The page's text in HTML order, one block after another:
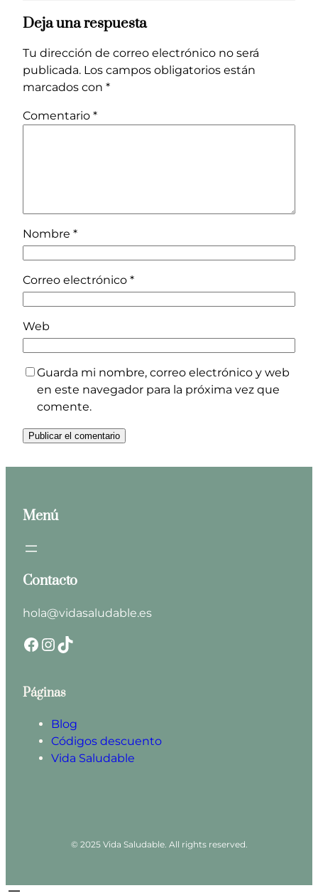
Deja una respuesta
Tu dirección de correo electrónico no será
publicada. Los campos obligatorios están
marcados con *
Comentario *
Nombre *
Correo electrónico *
Web
Guarda mi nombre, correo electrónico y web
en este navegador para la próxima vez que
comente.
Menú
Contacto
hola@vidasaludable.es
Facebook InstagramTikTok
Páginas
Blog
Códigos descuento
Vida Saludable
© 2025 Vida Saludable. All rights reserved.